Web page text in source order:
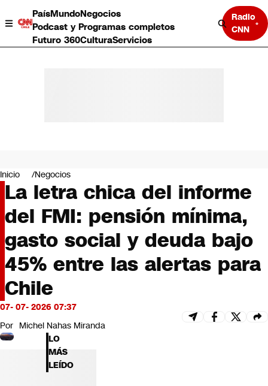
PaísMundoNegocios
Podcast y Programas completos
Futuro 360CulturaServicios
Radio
CNN
Negocios
Deportes
Programas completos
Cultura
Servicios
Bits
CNN Data
CNN tiempo
Futuro 360
Opinión
Inicio Negocios
La letra chica del informe
del FMI: pensión mínima,
gasto social y deuda bajo
45% entre las alertas para
Chile
07- 07- 2026 07:37
Por Michel Nahas Miranda
LO
MÁS
LEÍDO